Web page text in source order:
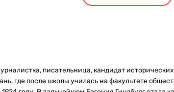
писательница, кандидат
где после школы училась на факультете